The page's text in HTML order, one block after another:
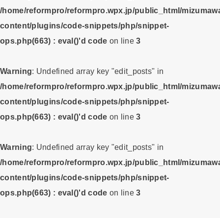
/home/reformpro/reformpro.wpx.jp/public_html/
content/plugins/code-snippets/php/snippet-
ops.php(663) : eval()'d code on line3
Warning: Undefined array key "edit_posts" in
/home/reformpro/reformpro.wpx.jp/public_html/
content/plugins/code-snippets/php/snippet-
ops.php(663) : eval()'d code on line3
Warning: Undefined array key "edit_posts" in
/home/reformpro/reformpro.wpx.jp/public_html/
content/plugins/code-snippets/php/snippet-
ops.php(663) : eval()'d code on line3